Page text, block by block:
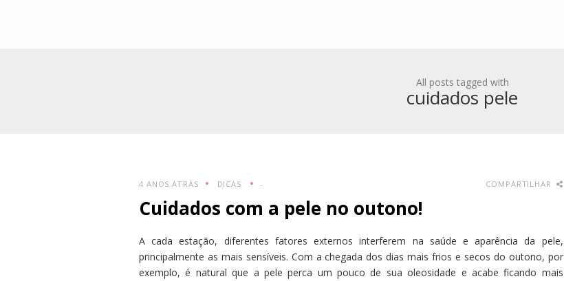
All posts tagged with
cuidados pele
4 ANOS ATRÁS DICAS - COMPARTILHAR
Cuidados com a pele no outono!
A cada estação, diferentes fatores externos interferem na saúde e aparência da pele,
principalmente as mais sensíveis. Com a chegada dos dias mais frios e secos do outono, por
exemplo, é natural que a pele perca um pouco de sua oleosidade e acabe ficando mais